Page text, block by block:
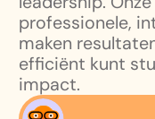
professionele,
maken
efficiënt kunt
impact.